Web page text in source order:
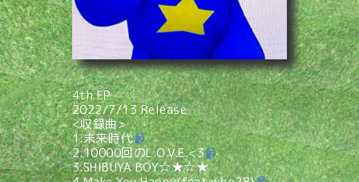
4th EP
2022/7/13 Release
<収録曲>
1.未来時代📹
2.10000回のL.O.V.E.<3📹
3.SHIBUYA BOY☆★☆★